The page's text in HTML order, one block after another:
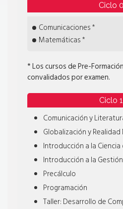
Ciclo 0
Comunicaciones *
Matemáticas *
* Los cursos de Pre-
convalidados por examen.
Ciclo 1
Comunicación y
Globalización y Realidad
Introducción a la
Introducción a la
Precálculo
Programación
Taller: Desarrollo de